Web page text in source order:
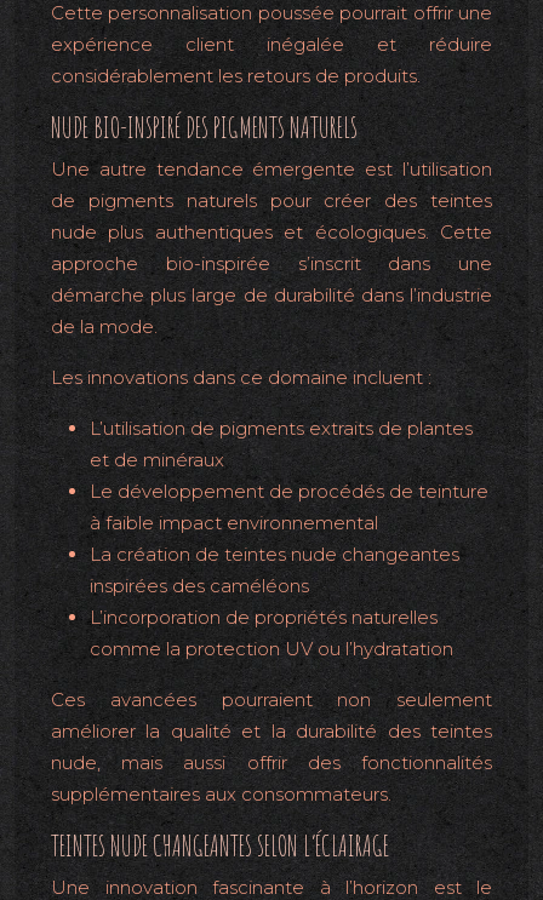
Cette personnalisation poussée pourrait offrir une
expérience client inégalée et réduire
considérablement les retours de produits.
NUDE BIO-INSPIRÉ DES PIGMENTS NATURELS
Une autre tendance émergente est l’utilisation
de pigments naturels pour créer des teintes
nude plus authentiques et écologiques. Cette
approche bio-inspirée s’inscrit dans une
démarche plus large de durabilité dans l’industrie
de la mode.
Les innovations dans ce domaine incluent :
L’utilisation de pigments extraits de plantes
et de minéraux
Le développement de procédés de teinture
à faible impact environnemental
La création de teintes nude changeantes
inspirées des caméléons
L’incorporation de propriétés naturelles
comme la protection UV ou l’hydratation
Ces avancées pourraient non seulement
améliorer la qualité et la durabilité des teintes
nude, mais aussi offrir des fonctionnalités
supplémentaires aux consommateurs.
TEINTES NUDE CHANGEANTES SELON L’ÉCLAIRAGE
Une innovation fascinante à l’horizon est le